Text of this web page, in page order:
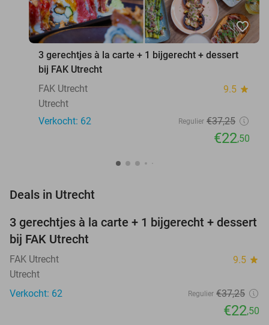
favorite_border
3 gerechtjes à la carte + 1 bijgerecht + dessert
bij FAK Utrecht
FAK Utrecht
9.5 star
Utrecht
Verkocht: 62
Regulier €37,25
€22,50
Deals in Utrecht
40%
3 gerechtjes à la carte + 1 bijgerecht + dessert
bij FAK Utrecht
FAK Utrecht 9.5 star
Utrecht
Verkocht: 62
Regulier €37,25
€22,50